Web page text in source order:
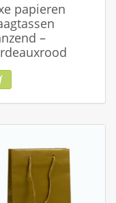
papieren
–